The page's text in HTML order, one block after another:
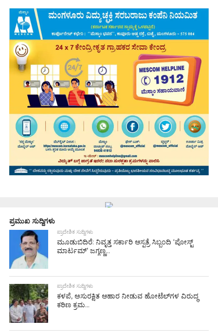
ಪ್ರಮುಖ ಸುದ್ದಿಗಳು
ಪ್ರಾದೇಶಿಕ ಸುದ್ದಿಗಳು
ಮೂಡುಬಿದಿರೆ: ನಿವೃತ್ತ ಸರ್ಕಾರಿ ಆಸ್ಪತ್ರೆ ಸಿಬ್ಬಂದಿ ‘ಪೋಸ್ಟ್
ಮಾರ್ಟಮ್’ ಜಗ್ಗಣ್ಣ...
ಪ್ರಾದೇಶಿಕ ಸುದ್ದಿಗಳು
ಕಳಪೆ, ಅಸುರಕ್ಷಿತ ಆಹಾರ ನೀಡುವ ಹೋಟೆಲ್‌ಗಳ ವಿರುದ್ಧ
ಕಠಿಣ ಕ್ರಮ...